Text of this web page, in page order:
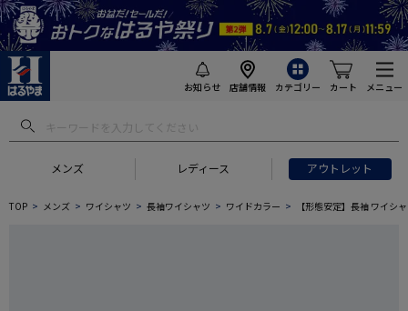
お知らせ 店舗情報 カテゴリー カート メニュー
メンズ レディース アウトレット
TOP メンズ ワイシャツ 長袖ワイシャツ ワイドカラー 【形態安定】長袖 ワイシ